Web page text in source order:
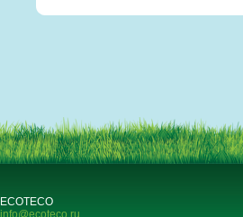
ECOTECO
info@ecoteco.ru